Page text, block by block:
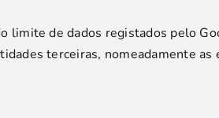
limite de dados registados pelo
terceiras, nomeadamente